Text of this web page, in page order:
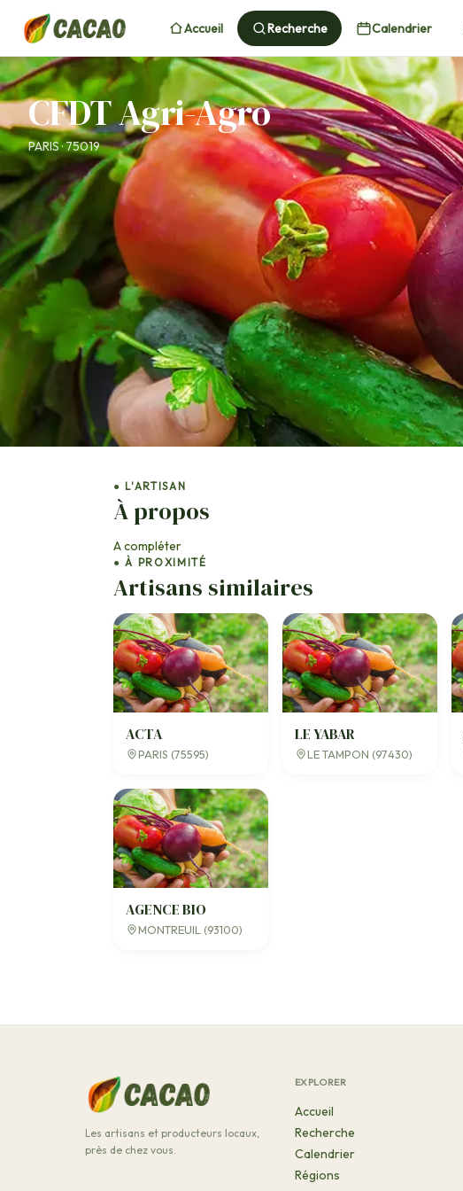
Accueil Recherche Calendrier
CFDT Agri-Agro
PARIS · 75019
● L'ARTISAN
À propos
A compléter
● À PROXIMITÉ
Artisans similaires
ACTA
PARIS (75595)
LE YABAR
LE TAMPON (97430)
AGENCE BIO
MONTREUIL (93100)
Les artisans et producteurs locaux,
près de chez vous.
EXPLORER
Accueil
Recherche
Calendrier
Régions